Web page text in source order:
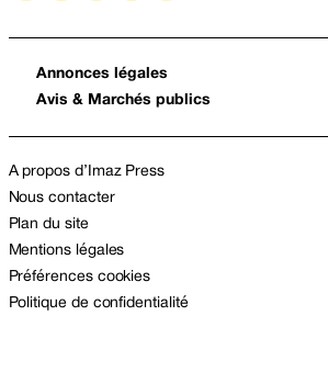
Annonces légales
Avis & Marchés publics
A propos d’Imaz Press
Nous contacter
Plan du site
Mentions légales
Préférences cookies
Politique de confidentialité